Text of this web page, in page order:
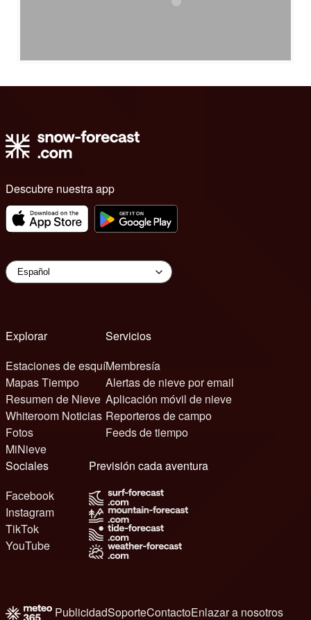
Descubre nuestra app
Explorar
Estaciones de esquí
Mapas Tiempo
Resumen de Nieve
Whiteroom Noticias
Fotos
MiNieve
Servicios
Membresía
Alertas de nieve por email
Aplicación móvil de nieve
Reporteros de campo
Feeds de tiempo
Sociales
Facebook
Instagram
TikTok
YouTube
Previsión cada aventura
PublicidadSoporteContactoEnlazar a nosotros